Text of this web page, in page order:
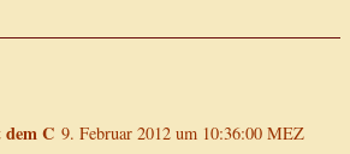
C 9. Februar 2012 um 10:36:00 MEZ